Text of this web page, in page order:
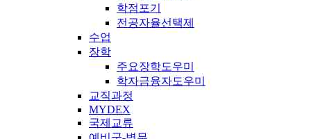
학점포기
전공자율선택제
수업
장학
주요장학도우미
학자금융자도우미
교직과정
MYDEX
국제교류